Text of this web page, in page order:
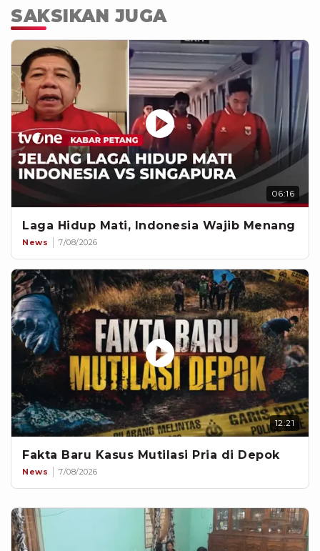
SAKSIKAN JUGA
06:16
Laga Hidup Mati, Indonesia Wajib Menang
News 7/08/2026
12:21
Fakta Baru Kasus Mutilasi Pria di Depok
News 7/08/2026